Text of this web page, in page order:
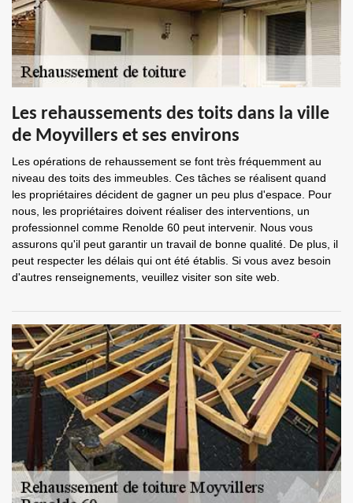
Les rehaussements des toits dans la ville
de Moyvillers et ses environs
Les opérations de rehaussement se font très fréquemment au
niveau des toits des immeubles. Ces tâches se réalisent quand
les propriétaires décident de gagner un peu plus d'espace. Pour
nous, les propriétaires doivent réaliser des interventions, un
professionnel comme Renolde 60 peut intervenir. Nous vous
assurons qu'il peut garantir un travail de bonne qualité. De plus, il
peut respecter les délais qui ont été établis. Si vous avez besoin
d'autres renseignements, veuillez visiter son site web.